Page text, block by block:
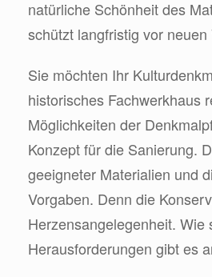
natürliche Schönheit des
schützt langfristig vor
Sie möchten Ihr
historisches Fachwerkhaus
Möglichkeiten der
Konzept für die Sanierung.
geeigneter Materialien und
Vorgaben. Denn die
Herzensangelegenheit.
Herausforderungen gibt es